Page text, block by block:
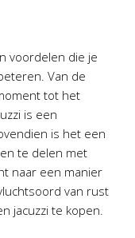
voordelen die je
Van de
tot het
is een
is het een
te delen met
naar een manier
van rust
jacuzzi te kopen.